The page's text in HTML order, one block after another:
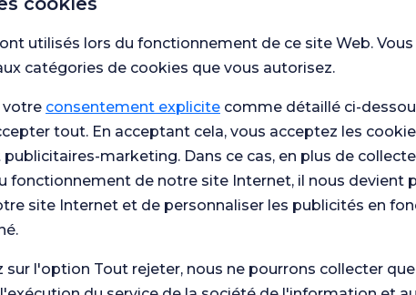
utilisés lors du fonctionnement de ce site Web.
catégories de cookies que vous autorisez.
votre consentement explicite comme détaillé ci-
tout. En acceptant cela, vous acceptez les
marketing. Dans ce cas, en plus de
fonctionnement de notre site Internet, il nous devient
site Internet et de personnaliser les publicités en
sur l'option Tout rejeter, nous ne pourrons collecter